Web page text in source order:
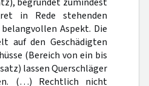
in Rede stehenden
Aspekt. Die
auf den Geschädigten
(Bereich von ein bis
lassen Querschläger
(…) Rechtlich nicht